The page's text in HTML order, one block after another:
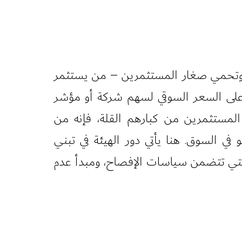
وتحمي صغار المستثمرين – من يستثمر
على السعر السوقي لسهم شركة أو مؤشر
من كبارهم القلة، فإنه من
السوق. هنا يأتي دور الهيئة في تبني
تتضمن سياسات الإفصاح، ومبدأ عدم